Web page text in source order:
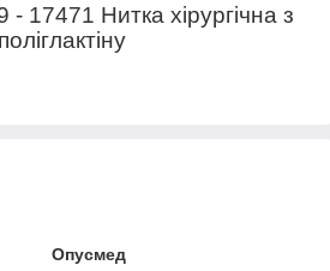
17471 Нитка хірургічна з
поліглактіну
Опусмед